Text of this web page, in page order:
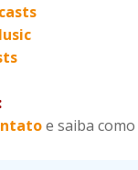
e saiba como